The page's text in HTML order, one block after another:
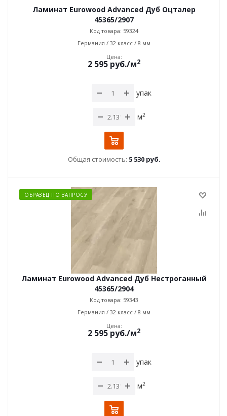
Ламинат Eurowood Advanced Дуб Оцталер
45365/2907
Код товара: 59324
Германия / 32 класс / 8 мм
Цена:
2 595 руб./м2
упак
м2
Общая стоимость: 5 530 руб.
ОБРАЗЕЦ ПО ЗАПРОСУ
Ламинат Eurowood Advanced Дуб Нестроганный
45365/2904
Код товара: 59343
Германия / 32 класс / 8 мм
Цена:
2 595 руб./м2
упак
м2